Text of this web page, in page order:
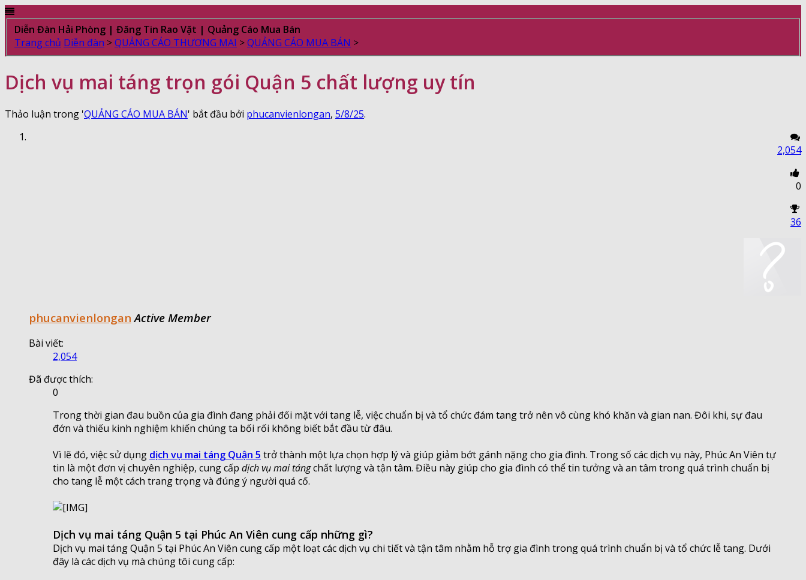
Diễn Đàn Hải Phòng | Đăng Tin Rao Vặt | Quảng Cáo Mua Bán
Trang chủ Diễn đàn >QUẢNG CÁO THƯƠNG MẠI >QUẢNG CÁO MUA BÁN >
Dịch vụ mai táng trọn gói Quận 5 chất lượng uy tín
Thảo luận trong 'QUẢNG CÁO MUA BÁN' bắt đầu bởi phucanvienlongan, 5/8/25.
2,054
0
36
phucanvienlongan Active Member
Bài viết:
2,054
Đã được thích:
0
Trong thời gian đau buồn của gia đình đang phải đối mặt với tang lễ, việc chuẩn bị và tổ chức đám tang trở nên vô cùng khó khăn và gian nan. Đôi khi, sự đau
đớn và thiếu kinh nghiệm khiến chúng ta bối rối không biết bắt đầu từ đâu.
Vì lẽ đó, việc sử dụng dịch vụ mai táng Quận 5 trở thành một lựa chọn hợp lý và giúp giảm bớt gánh nặng cho gia đình. Trong số các dịch vụ này, Phúc An Viên tự
tin là một đơn vị chuyên nghiệp, cung cấp dịch vụ mai tángchất lượng và tận tâm. Điều này giúp cho gia đình có thể tin tưởng và an tâm trong quá trình chuẩn bị
cho tang lễ một cách trang trọng và đúng ý người quá cố.
Dịch vụ mai táng Quận 5 tại Phúc An Viên cung cấp những gì?
Dịch vụ mai táng Quận 5 tại Phúc An Viên cung cấp một loạt các dịch vụ chi tiết và tận tâm nhằm hỗ trợ gia đình trong quá trình chuẩn bị và tổ chức lễ tang. Dưới
đây là các dịch vụ mà chúng tôi cung cấp: